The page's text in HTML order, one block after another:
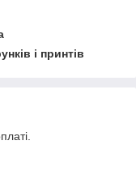
і принтів